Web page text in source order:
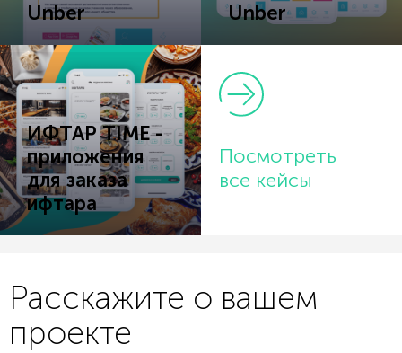
Unber Unber
ИФТАР TIME -
приложения
для заказа
ифтара
Посмотреть
все кейсы
Расскажите о вашем
проекте